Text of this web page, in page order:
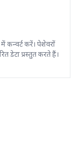
कन्वर्ट करें। पेशेवरों
डेटा प्रस्तुत करते हैं।